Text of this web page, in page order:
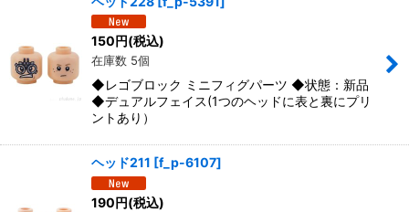
150円(税込)
在庫数 5個
◆レゴブロック ミニフィグパーツ ◆状態：新品
◆デュアルフェイス(1つのヘッドに表と裏にプリ
ントあり）
ヘッド211 [f_p-6107]
190円(税込)